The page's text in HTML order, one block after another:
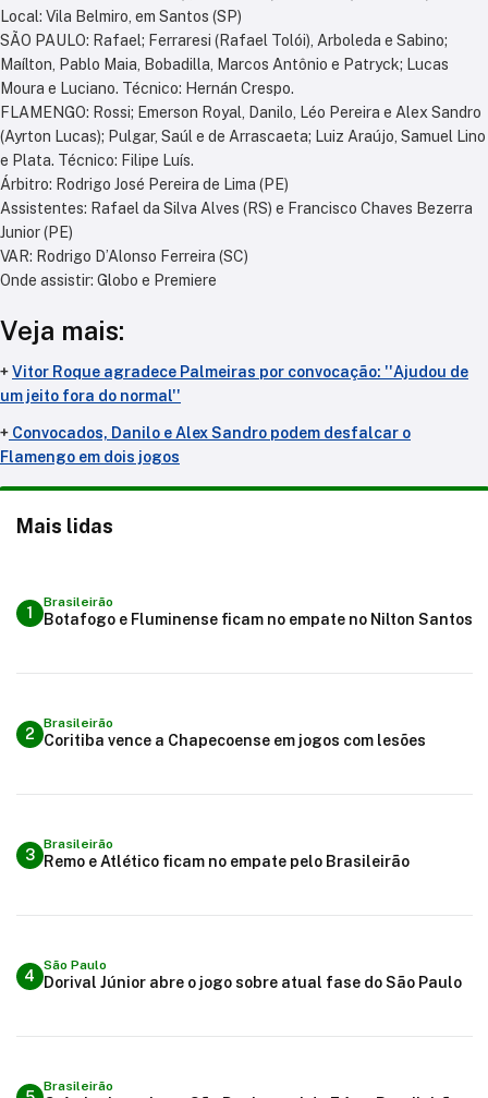
Local: Vila Belmiro, em Santos (SP)
SÃO PAULO: Rafael; Ferraresi (Rafael Tolói), Arboleda e Sabino;
Maílton, Pablo Maia, Bobadilla, Marcos Antônio e Patryck; Lucas
Moura e Luciano. Técnico: Hernán Crespo.
FLAMENGO: Rossi; Emerson Royal, Danilo, Léo Pereira e Alex Sandro
(Ayrton Lucas); Pulgar, Saúl e de Arrascaeta; Luiz Araújo, Samuel Lino
e Plata. Técnico: Filipe Luís.
Árbitro: Rodrigo José Pereira de Lima (PE)
Assistentes: Rafael da Silva Alves (RS) e Francisco Chaves Bezerra
Junior (PE)
VAR: Rodrigo D’Alonso Ferreira (SC)
Onde assistir: Globo e Premiere
Veja mais:
+Vitor Roque agradece Palmeiras por convocação: ''Ajudou de
um jeito fora do normal''
+ Convocados, Danilo e Alex Sandro podem desfalcar o
Flamengo em dois jogos
Mais lidas
1
Brasileirão
Botafogo e Fluminense ficam no empate no Nilton Santos
2
Brasileirão
Coritiba vence a Chapecoense em jogos com lesões
3
Brasileirão
Remo e Atlético ficam no empate pelo Brasileirão
4
São Paulo
Dorival Júnior abre o jogo sobre atual fase do São Paulo
Brasileirão